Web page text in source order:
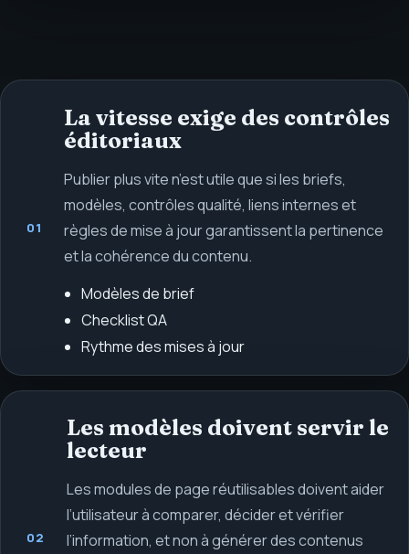
01
La vitesse exige des contrôles
éditoriaux
Publier plus vite n’est utile que si les briefs,
modèles, contrôles qualité, liens internes et
règles de mise à jour garantissent la pertinence
et la cohérence du contenu.
Modèles de brief
Checklist QA
Rythme des mises à jour
02
Les modèles doivent servir le
lecteur
Les modules de page réutilisables doivent aider
l’utilisateur à comparer, décider et vérifier
l’information, et non à générer des contenus